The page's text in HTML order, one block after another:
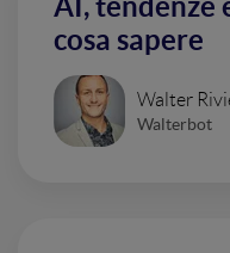
AI, tendenze
cosa sapere
Walter
Walterbot